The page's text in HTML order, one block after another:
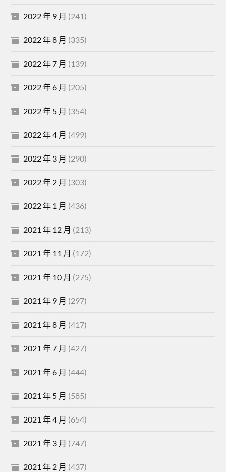
2022 年 9 月 (241)
2022 年 8 月 (335)
2022 年 7 月 (139)
2022 年 6 月 (205)
2022 年 5 月 (354)
2022 年 4 月 (499)
2022 年 3 月 (290)
2022 年 2 月 (303)
2022 年 1 月 (436)
2021 年 12 月 (213)
2021 年 11 月 (172)
2021 年 10 月 (275)
2021 年 9 月 (297)
2021 年 8 月 (417)
2021 年 7 月 (427)
2021 年 6 月 (444)
2021 年 5 月 (585)
2021 年 4 月 (654)
2021 年 3 月 (747)
2021 年 2 月 (437)